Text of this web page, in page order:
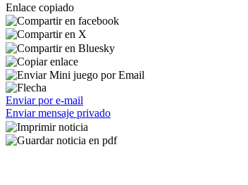
Enlace copiado
Enviar por e-mail
Enviar mensaje privado